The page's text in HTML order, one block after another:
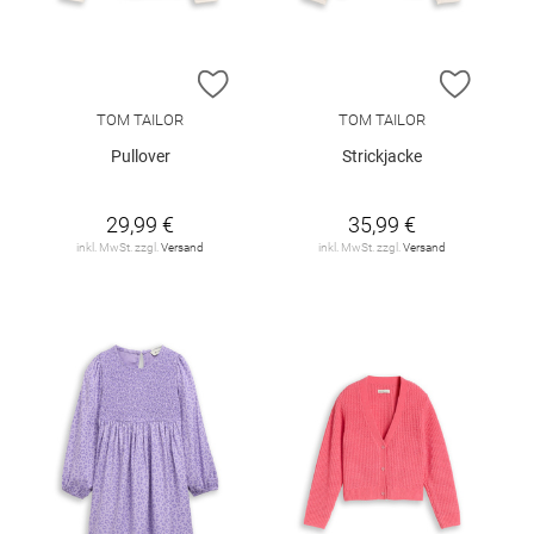
ZUR WUNSCHLISTE HINZUFÜGEN
TOM TAILOR
Pullover
29,99 €
inkl. MwSt. zzgl. Versand
ZUR
TOM TAILOR
Strickjacke
35,99 €
inkl. MwSt. zzgl. Versand